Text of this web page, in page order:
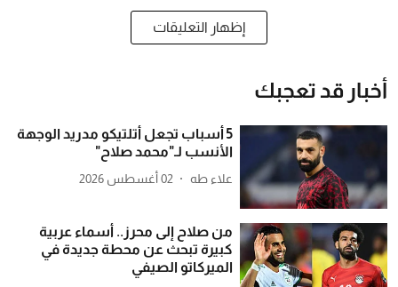
إظهار التعليقات
أخبار قد تعجبك
5 أسباب تجعل أتلتيكو مدريد الوجهة
الأنسب لـ"محمد صلاح"
علاء طه 02 أغسطس 2026
من صلاح إلى محرز.. أسماء عربية
كبيرة تبحث عن محطة جديدة في
الميركاتو الصيفي